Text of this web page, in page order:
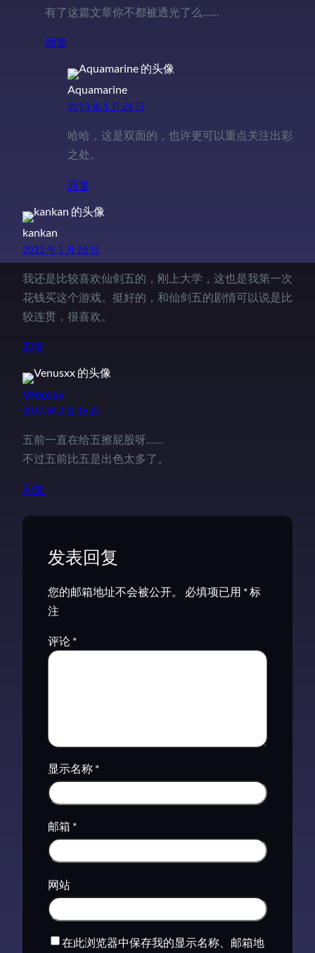
有了这篇文章你不都被透光了么……
回复
Aquamarine
2013 年 1 月 26 日
哈哈，这是双面的，也许更可以重点关注出彩
之处。
回复
kankan
2013 年 1 月 26 日
我还是比较喜欢仙剑五的，刚上大学，这也是我第一次
花钱买这个游戏。挺好的，和仙剑五的剧情可以说是比
较连贯，很喜欢。
回复
Venusxx
2013 年 2 月 16 日
五前一直在给五擦屁股呀……
不过五前比五是出色太多了。
回复
发表回复
您的邮箱地址不会被公开。 必填项已用 *标
注
评论 *
显示名称 *
邮箱 *
网站
在此浏览器中保存我的显示名称、邮箱地